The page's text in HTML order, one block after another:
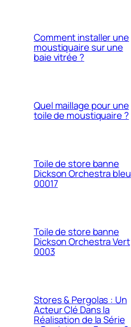
Comment installer une
moustiquaire sur une
baie vitrée ?
Quel maillage pour une
toile de moustiquaire ?
Toile de store banne
Dickson Orchestra bleu
00017
Toile de store banne
Dickson Orchestra Vert
0003
Stores & Pergolas : Un
Acteur Clé Dans la
Réalisation de la Série